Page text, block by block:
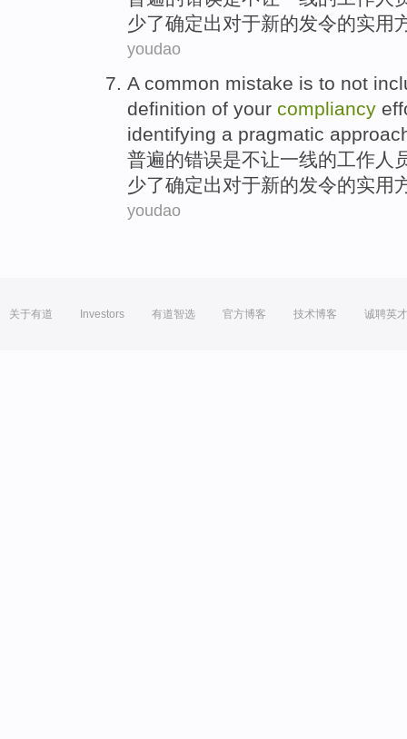
少了确定出对于新的发令的实用
youdao
A common mistake is to not
definition of your compliancy
identifying a pragmatic
普遍的错误是不让一线的工作人
少了确定出对于新的发令的实用
youdao
关于有道 Investors 有道智选 官方博客 技术博客 诚聘英才